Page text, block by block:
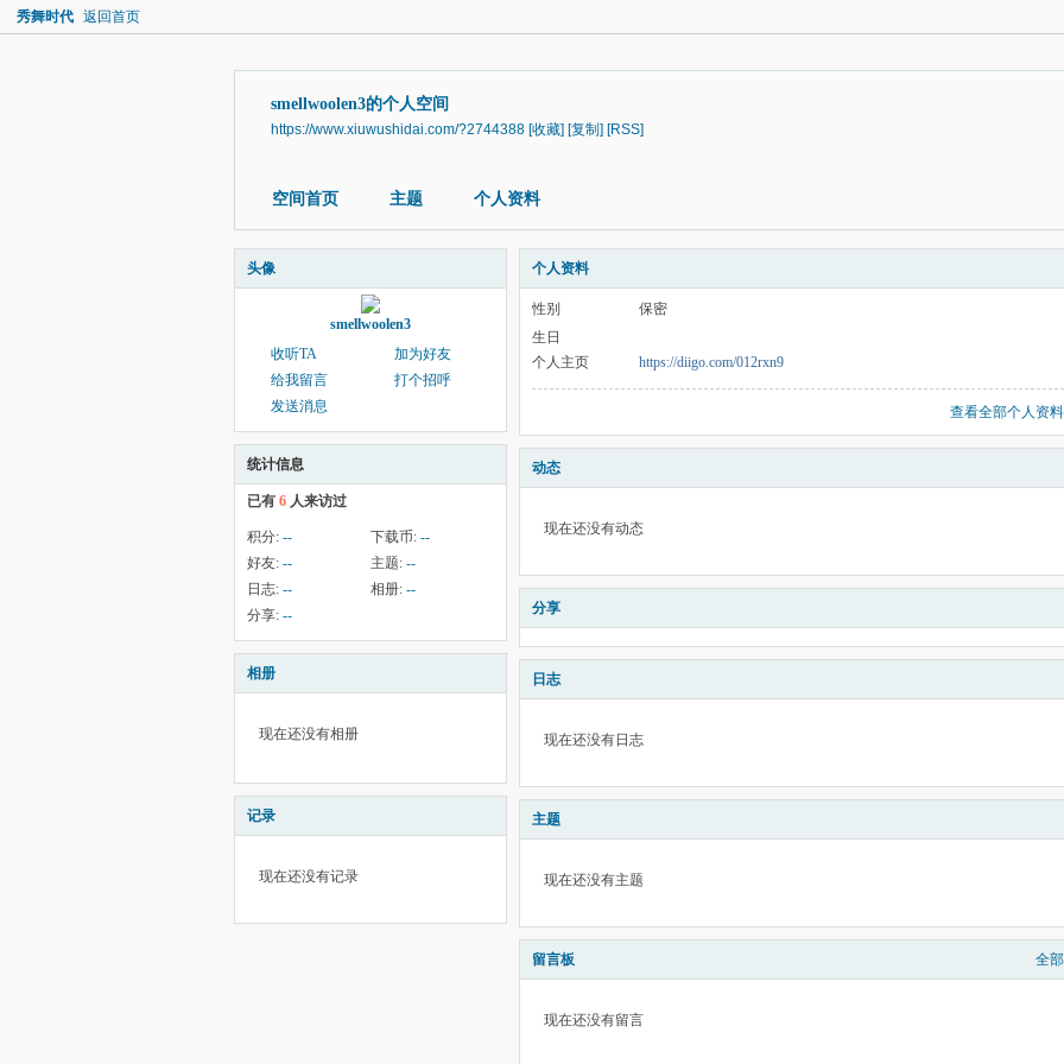
秀舞时代 返回首页
smellwoolen3的个人空间
https://www.xiuwushidai.com/?2744388 [收藏] [复制] [RSS]
空间首页 主题 个人资料
头像
smellwoolen3
收听TA
加为好友
给我留言
打个招呼
发送消息
统计信息
已有 6 人来访过
积分: -- 下载币: --
好友: -- 主题: --
日志: -- 相册: --
分享: --
相册
现在还没有相册
记录
现在还没有记录
个人资料
性别
保密
生日
个人主页
https://diigo.com/012rxn9
查看全部个人资料
动态
现在还没有动态
分享
日志
现在还没有日志
主题
现在还没有主题
留言板 全部
现在还没有留言